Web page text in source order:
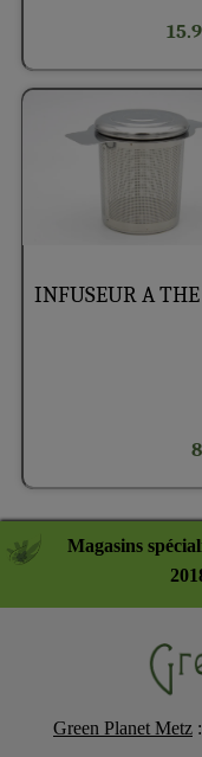
INFUSEUR A THE
Magasins
Green Planet Metz :